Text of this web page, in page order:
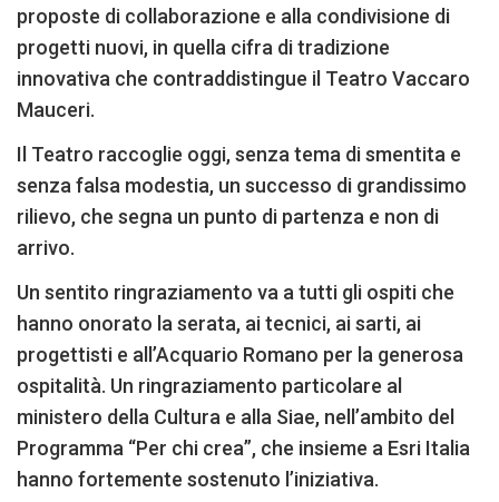
proposte di collaborazione e alla condivisione di
progetti nuovi, in quella cifra di tradizione
innovativa che contraddistingue il Teatro Vaccaro
Mauceri.
Il Teatro raccoglie oggi, senza tema di smentita e
senza falsa modestia, un successo di grandissimo
rilievo, che segna un punto di partenza e non di
arrivo.
Un sentito ringraziamento va a tutti gli ospiti che
hanno onorato la serata, ai tecnici, ai sarti, ai
progettisti e all’Acquario Romano per la generosa
ospitalità. Un ringraziamento particolare al
ministero della Cultura e alla Siae, nell’ambito del
Programma “Per chi crea”, che insieme a Esri Italia
hanno fortemente sostenuto l’iniziativa.